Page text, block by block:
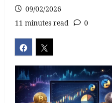
09/02/2026
11 minutes read
0